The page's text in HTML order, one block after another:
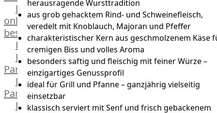
Lebensmittel
online
bestellen
Karriere
Kochschul-
Partner
Depot-
Partner
Frischetheken-
herausragende Wursttradition
aus grob gehacktem Rind- und Schweinefleisch,
veredelt mit Knoblauch, Majoran und Pfeffer
charakteristischer Kern aus geschmolzenem Käse
cremigen Biss und volles Aroma
besonders saftig und fleischig mit feiner Würze –
einzigartiges Genussprofil
ideal für Grill und Pfanne – ganzjährig vielseitig
einsetzbar
klassisch serviert mit Senf und frisch gebackenem